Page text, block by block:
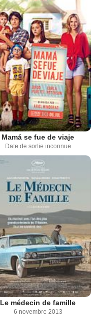
Mamá se fue de viaje
Date de sortie inconnue
Le médecin de famille
6 novembre 2013